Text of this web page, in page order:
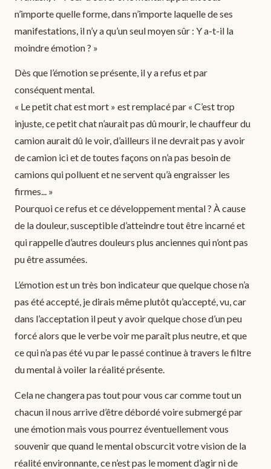
n’importe quelle forme, dans n’importe laquelle de ses
manifestations, il n’y a qu’un seul moyen sûr : Y a-t-il la
moindre émotion ? »
Dès que l’émotion se présente, il y a refus et par
conséquent mental.
« Le petit chat est mort » est remplacé par « C’est trop
injuste, ce petit chat n’aurait pas dû mourir, le chauffeur du
camion aurait dû le voir, d’ailleurs il ne devrait pas y avoir
de camion ici et de toutes façons on n’a pas besoin de
camions qui polluent et ne servent qu’à engraisser les
firmes... »
Pourquoi ce refus et ce développement mental ? À cause
de la douleur, susceptible d’atteindre tout être incarné et
qui rappelle d’autres douleurs plus anciennes qui n’ont pas
pu être assumées.
L’émotion est un très bon indicateur que quelque chose n’a
pas été accepté, je dirais même plutôt qu’accepté, vu, car
dans l’acceptation il peut y avoir quelque chose d’un peu
forcé alors que le verbe voir me paraît plus neutre, et que
ce qui n’a pas été vu par le passé continue à travers le filtre
du mental à voiler la réalité présente.
Cela ne changera pas tout pour vous car comme tout un
chacun il nous arrive d’être débordé voire submergé par
une émotion mais vous pourrez éventuellement vous
souvenir que quand le mental obscurcit votre vision de la
réalité environnante, ce n’est pas le moment d’agir ni de